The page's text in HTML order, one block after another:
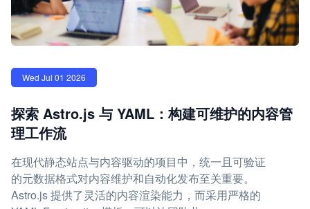
Wed Jul 01 2026
探索 Astro.js 与 YAML：构建可维护的内容管
理工作流
在现代静态站点与内容驱动的项目中，统一且可验证
的元数据格式对内容维护和自动化发布至关重要。
Astro.js 提供了灵活的内容渲染能力，而采用严格的